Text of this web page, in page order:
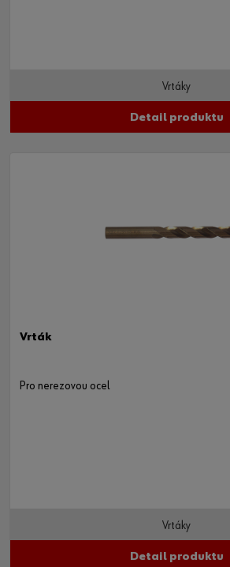
Vrtáky
Detail produktu
Vrták
Pro nerezovou ocel
Vrtáky
Detail produktu